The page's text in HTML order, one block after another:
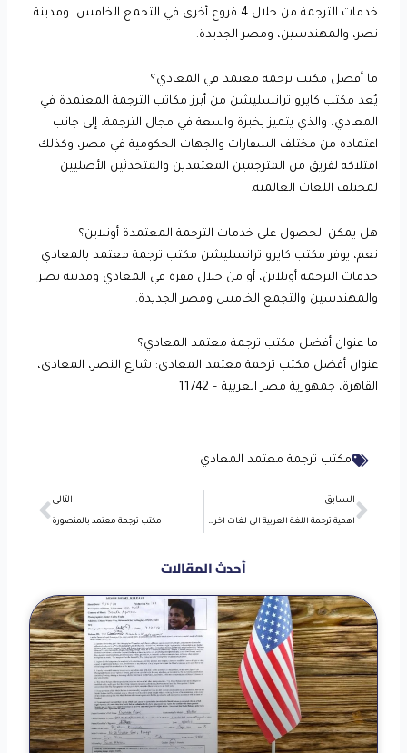
خدمات الترجمة من خلال 4 فروع أخرى في التجمع الخامس، ومدينة
نصر، والمهندسين، ومصر الجديدة.
ما أفضل مكتب ترجمة معتمد في المعادي؟
يُعد مكتب كايرو ترانسليشن من أبرز مكاتب الترجمة المعتمدة في
المعادي، والذي يتميز بخبرة واسعة في مجال الترجمة، إلى جانب
اعتماده من مختلف السفارات والجهات الحكومية في مصر، وكذلك
امتلاكه لفريق من المترجمين المعتمدين والمتحدثين الأصليين
لمختلف اللغات العالمية.
هل يمكن الحصول على خدمات الترجمة المعتمدة أونلاين؟
نعم، يوفر مكتب كايرو ترانسليشن مكتب ترجمة معتمد بالمعادي
خدمات الترجمة أونلاين، أو من خلال مقره في المعادي ومدينة نصر
والمهندسين والتجمع الخامس ومصر الجديدة.
ما عنوان أفضل مكتب ترجمة معتمد المعادي؟
عنوان أفضل مكتب ترجمة معتمد المعادي: شارع النصر، المعادي،
القاهرة، جمهورية مصر العربية – 11742
مكتب ترجمة معتمد المعادي
Prev
السابق
اهمية ترجمة اللغة العربية الى لغات اخرى في نقل ثقافتنا
التالى
مكتب ترجمة معتمد بالمنصورة
أحدث المقالات